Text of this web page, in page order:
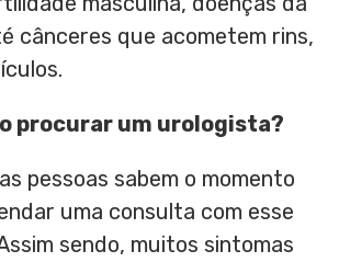
cânceres que acometem rins,
procurar um urologista?
pessoas sabem o momento
uma consulta com esse
sendo, muitos sintomas